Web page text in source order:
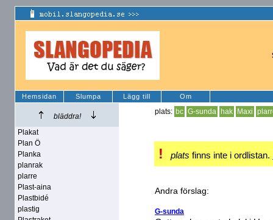
Hemsidan Slumpa Lägg till Om
bläddra!
Plakat
Plan Ö
Planka
planrak
plarre
Plast-aina
Plastbidé
plastig
plats: bc G-sunda hak Maxi
! plats finns inte i ordlistan.
Andra förslag:
G-sunda